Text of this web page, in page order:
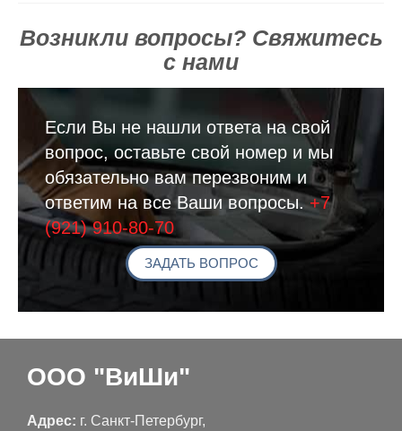
Возникли вопросы? Свяжитесь
с нами
Если Вы не нашли ответа на свой
вопрос, оставьте свой номер и мы
обязательно вам перезвоним и
ответим на все Ваши вопросы.+7
(921) 910-80-70
ЗАДАТЬ ВОПРОС
ООО "ВиШи"
Адрес: г. Санкт-Петербург,